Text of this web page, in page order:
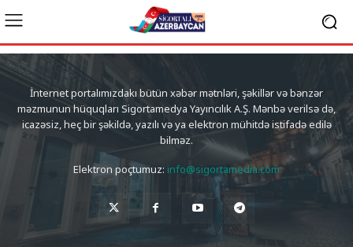
İnternet portalımızdakı bütün xəbər mətnləri, şəkillər və bənzər
məzmunun hüquqları Sigortamedya Yayıncılık A.Ş. Mənbə verilsə də,
icazəsiz, heç bir şəkildə, yazılı və ya elektron mühitdə istifadə edilə
bilməz.
Elektron poçtumuz: info@sigortamedia.com